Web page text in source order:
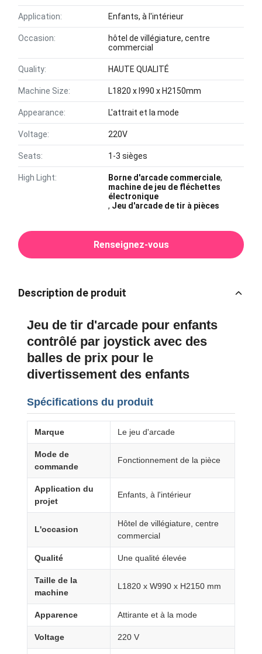
Application: Enfants, à l'intérieur
Occasion:
hôtel de villégiature, centre
commercial
Quality: HAUTE QUALITÉ
Machine Size: L1820 x l990 x H2150mm
Appearance: L'attrait et la mode
Voltage: 220V
Seats: 1-3 sièges
High Light: Borne d'arcade commerciale,
machine de jeu de fléchettes
électronique
, Jeu d'arcade de tir à pièces
Renseignez-vous
Description de produit
Jeu de tir d'arcade pour enfants
contrôlé par joystick avec des
balles de prix pour le
divertissement des enfants
Spécifications du produit
Marque Le jeu d'arcade
Mode de
commande
Fonctionnement de la pièce
Application du
projet
Enfants, à l'intérieur
L'occasion
Hôtel de villégiature, centre
commercial
Qualité Une qualité élevée
Taille de la
machine
L1820 x W990 x H2150 mm
Apparence Attirante et à la mode
Voltage 220 V